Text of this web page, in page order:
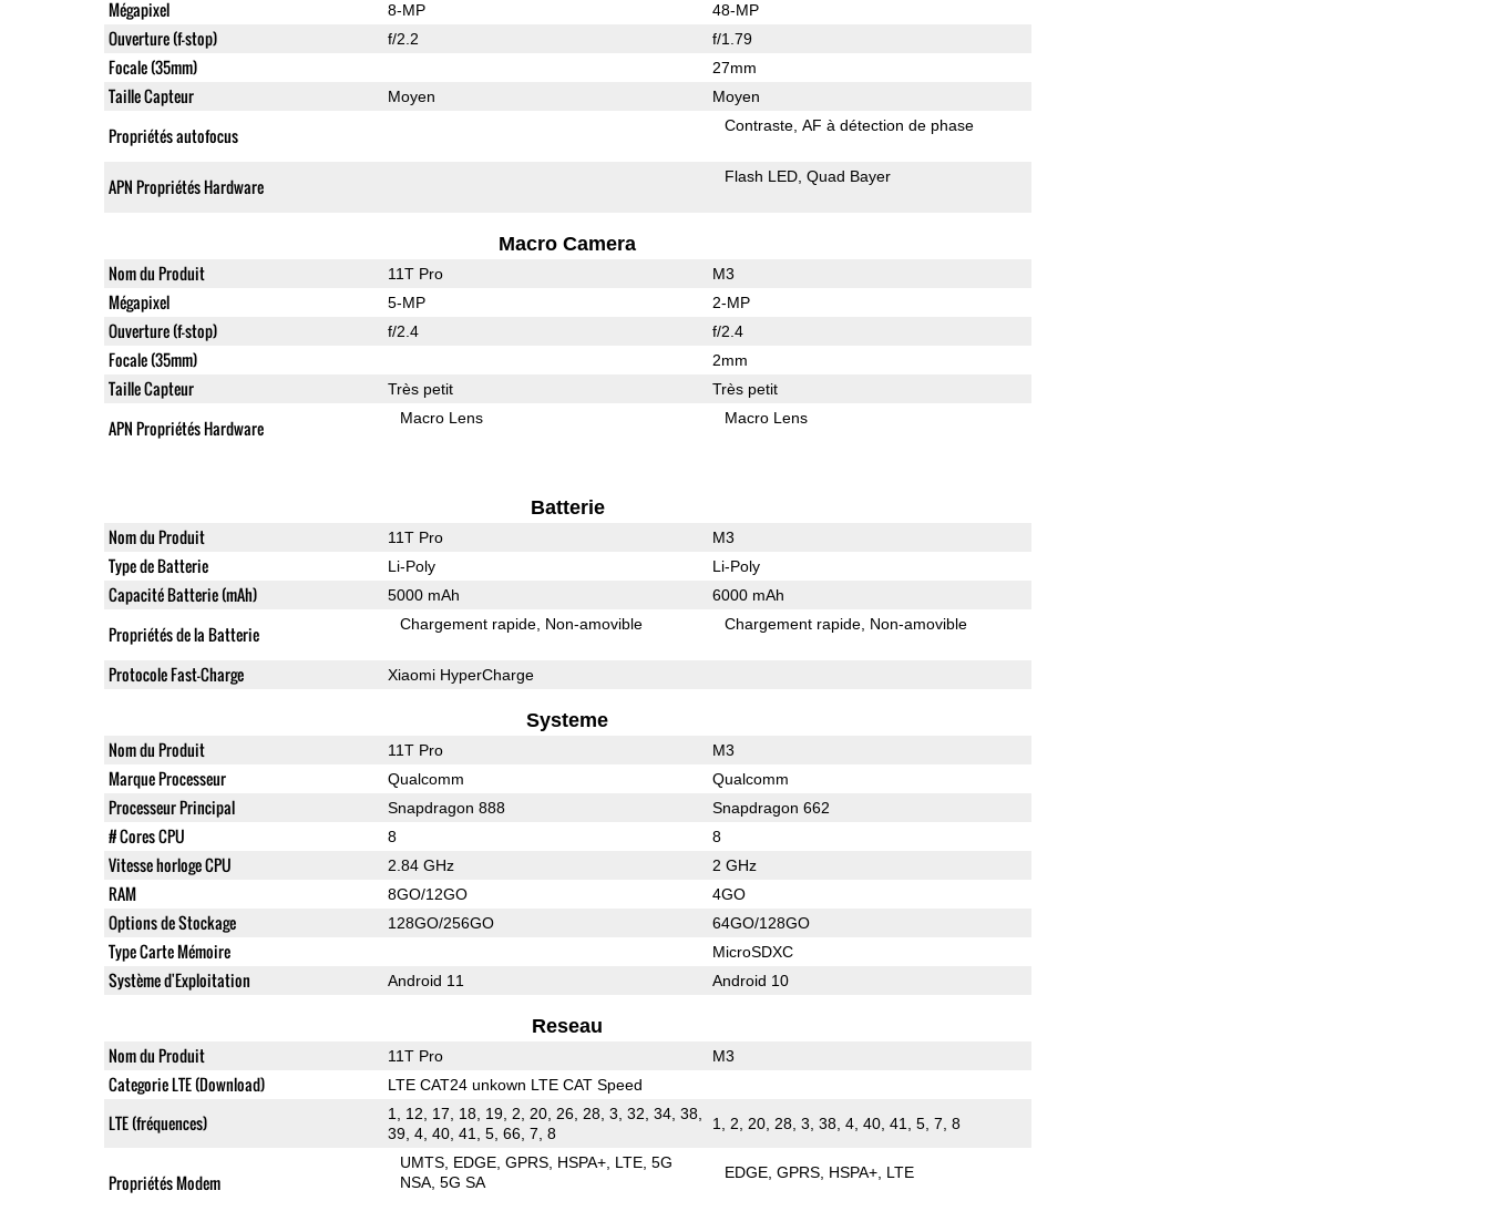
Mégapixel 8-MP 48-MP
Ouverture (f-stop) f/2.2 f/1.79
Focale (35mm) 27mm
Taille Capteur Moyen Moyen
Propriétés autofocus Contraste AF à détection de phase
APN Propriétés Hardware Flash LED Quad Bayer
Macro Camera
Nom du Produit 11T Pro M3
Mégapixel 5-MP 2-MP
Ouverture (f-stop) f/2.4 f/2.4
Focale (35mm) 2mm
Taille Capteur Très petit Très petit
APN Propriétés Hardware Macro Lens Macro Lens
Batterie
Nom du Produit 11T Pro M3
Type de Batterie Li-Poly Li-Poly
Capacité Batterie (mAh) 5000 mAh 6000 mAh
Propriétés de la Batterie Chargement rapide Non-amovible Chargement rapide Non-amovible
Protocole Fast-Charge Xiaomi HyperCharge
Systeme
Nom du Produit 11T Pro M3
Marque Processeur Qualcomm Qualcomm
Processeur Principal Snapdragon 888 Snapdragon 662
# Cores CPU 8 8
Vitesse horloge CPU 2.84 GHz 2 GHz
RAM 8GO/12GO 4GO
Options de Stockage 128GO/256GO 64GO/128GO
Type Carte Mémoire MicroSDXC
Système d'Exploitation Android 11 Android 10
Reseau
Nom du Produit 11T Pro M3
Categorie LTE (Download) LTE CAT24 unkown LTE CAT Speed
LTE (fréquences)
1, 12, 17, 18, 19, 2, 20, 26, 28, 3, 32, 34, 38,
39, 4, 40, 41, 5, 66, 7, 8
1, 2, 20, 28, 3, 38, 4, 40, 41, 5, 7, 8
Propriétés Modem
UMTS EDGE GPRS HSPA+ LTE 5G
NSA 5G SA
EDGE GPRS HSPA+ LTE